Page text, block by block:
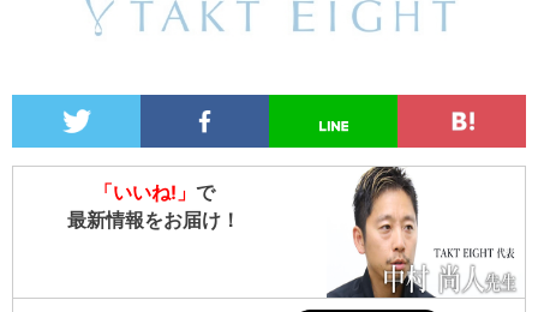
「いいね!」 で
最新情報をお届け！